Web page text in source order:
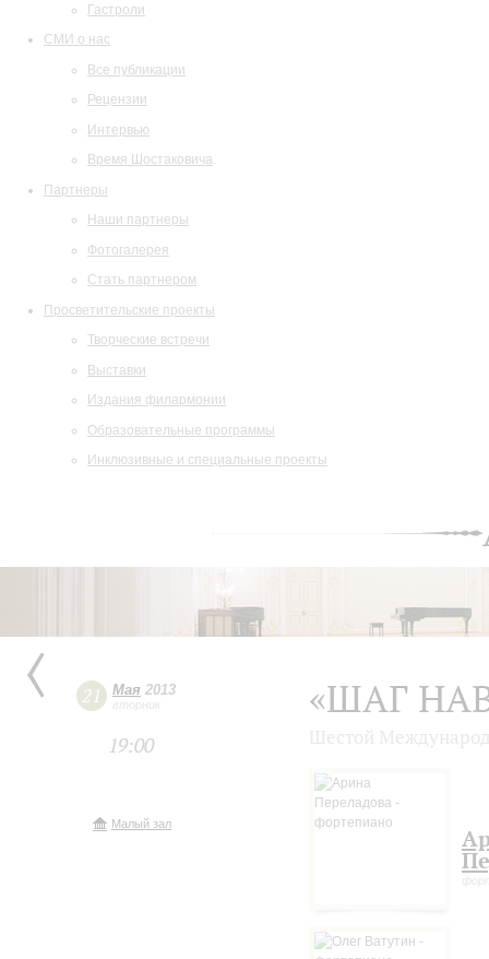
Гастроли
СМИ о нас
Все публикации
Рецензии
Интервью
Время Шостаковича
Партнеры
Наши партнеры
Фотогалерея
Стать партнером
Просветительские проекты
Творческие встречи
Выставки
Издания филармонии
Образовательные программы
Инклюзивные и специальные проекты
21 Мая 2013
вторник
19:00
Малый зал
«ШАГ